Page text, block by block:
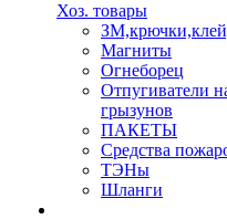
Хоз. товары
Магниты
Огнеборец
Отпугиватели
грызунов
ПАКЕТЫ
Средства
ТЭНы
Шланги